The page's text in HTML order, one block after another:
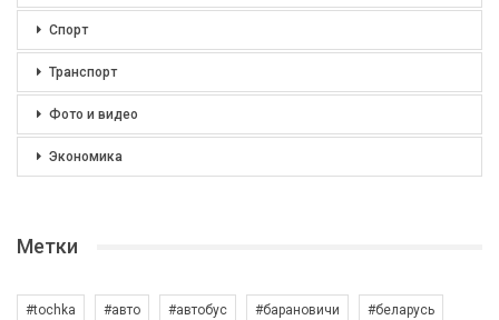
Спорт
Транспорт
Фото и видео
Экономика
Метки
#tochka #авто #автобус #барановичи #беларусь